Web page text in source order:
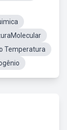
Temperatura